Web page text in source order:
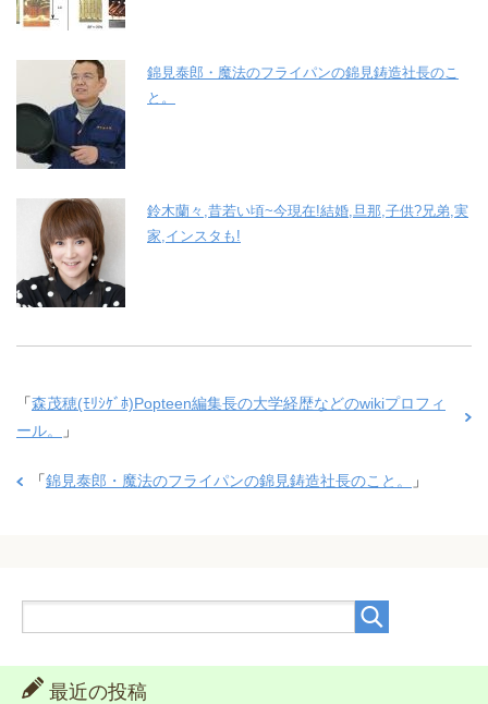
錦見泰郎・魔法のフライパンの錦見鋳造社長のこ
と。
鈴木蘭々,昔若い頃~今現在!結婚,旦那,子供?兄弟,実
家,インスタも!
「森茂穂(ﾓﾘｼｹﾞﾎ)Popteen編集長の大学経歴などのwikiプロフィ
ール。
」
「錦見泰郎・魔法のフライパンの錦見鋳造社長のこと。 」
最近の投稿